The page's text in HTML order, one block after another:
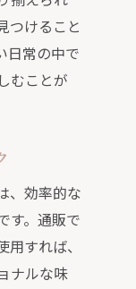
つけること
日常の中で
むことが
、効率的な
す。通販で
すれば、
ナルな味